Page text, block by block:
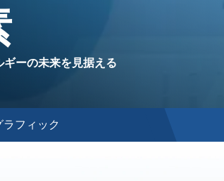
ギーの未来を見据える
フィック